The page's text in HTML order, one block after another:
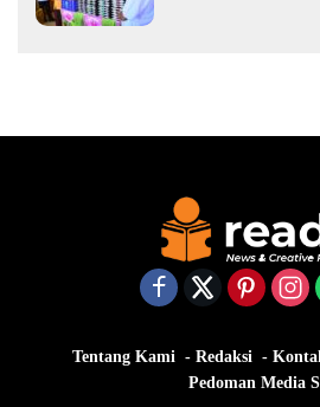
Tentang Kami Redaksi
Pedoman Media